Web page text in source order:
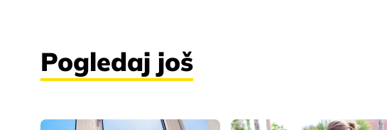
Pogledaj još